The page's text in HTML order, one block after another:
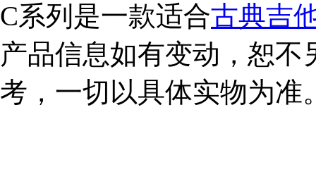
C系列是一款适合古典吉
产品信息如有变动，恕
考，一切以具体实物为准